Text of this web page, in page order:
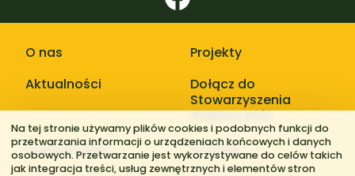
O nas
Aktualności
Projekty
Dołącz do
Stowarzyszenia
Większy Stół
Galerie zdjęć
Kontakt
Na tej stronie używamy plików cookies i podobnych funkcji do
przetwarzania informacji o urządzeniach końcowych i danych
osobowych. Przetwarzanie jest wykorzystywane do celów takich
jak integracja treści, usług zewnętrznych i elementów stron